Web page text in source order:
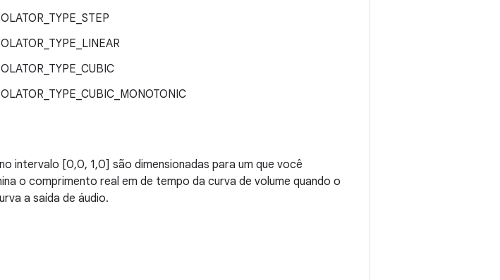
intervalo [0,0, 1,0] são dimensionadas para um que você
o comprimento real em de tempo da curva de volume quando o
a saída de áudio.